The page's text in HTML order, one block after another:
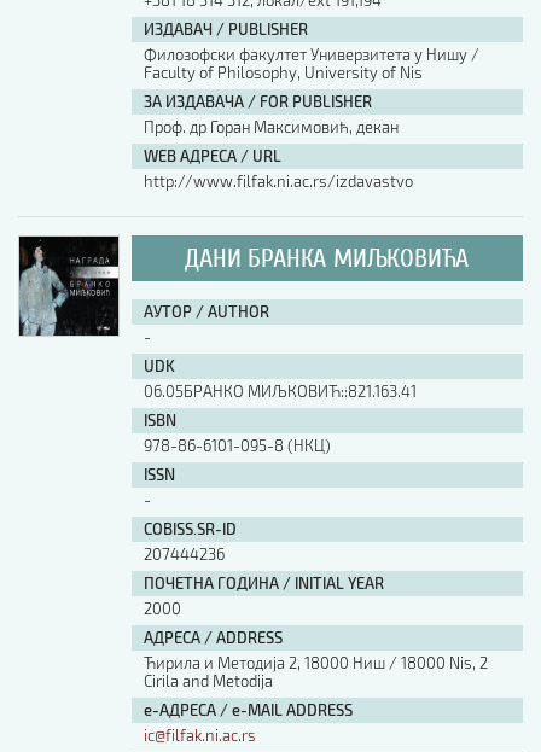
ИЗДАВАЧ / PUBLISHER
Филозофски факултет Универзитета у Нишу /
Faculty of Philosophy, University of Nis
ЗА ИЗДАВАЧА / FOR PUBLISHER
Проф. др Горан Максимовић, декан
WEB АДРЕСА / URL
http://www.filfak.ni.ac.rs/izdavastvo
ДАНИ БРАНКА МИЉКОВИЋА
АУТОР / AUTHOR
-
UDK
06.05БРАНКО МИЉКОВИЋ::821.163.41
ISBN
978-86-6101-095-8 (НКЦ)
ISSN
-
COBISS.SR-ID
207444236
ПОЧЕТНА ГОДИНА / INITIAL YEAR
2000
АДРЕСА / ADDRESS
Ћирила и Методија 2, 18000 Ниш / 18000 Nis, 2
Cirila and Metodija
е-АДРЕСА / e-MAIL ADDRESS
ic@filfak.ni.ac.rs